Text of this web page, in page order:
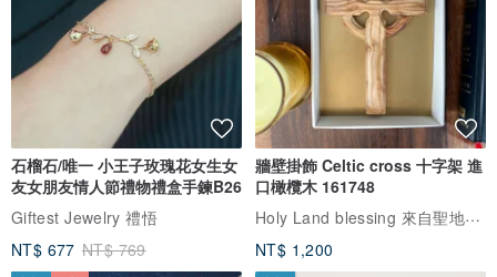
石榴石/唯一 小王子玫瑰花女生女
友女朋友情人節禮物禮盒手鍊B26
Giftest Jewelry 禮悟
NT$ 677 NT$ 769
牆壁掛飾 Celtic cross 十字架 進
口橄欖木 161748
Holy Land blessing 來自聖地的祝福
NT$ 1,200